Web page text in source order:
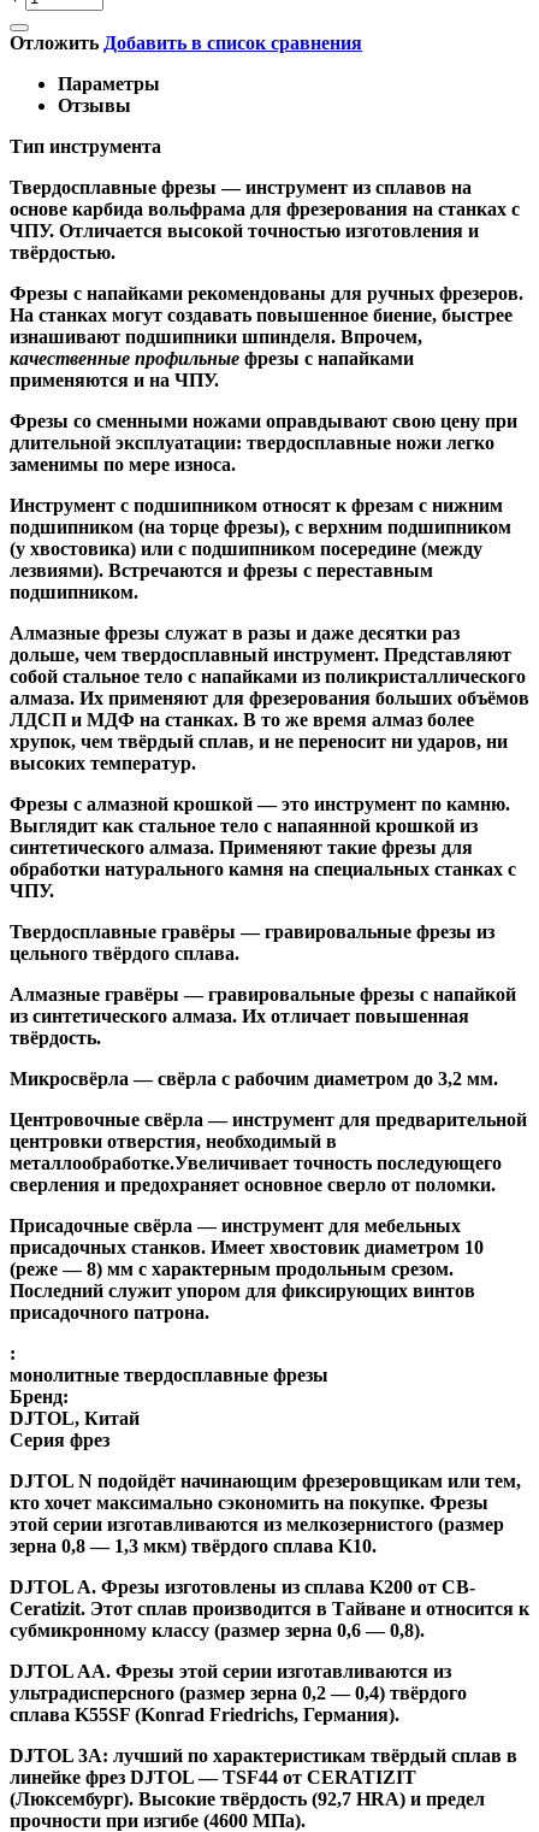
Отложить Добавить в список сравнения
Параметры
Отзывы
Тип инструмента
Твердосплавные фрезы — инструмент из сплавов на
основе карбида вольфрама для фрезерования на станках с
ЧПУ. Отличается высокой точностью изготовления и
твёрдостью.
Фрезы с напайками рекомендованы для ручных фрезеров.
На станках могут создавать повышенное биение, быстрее
изнашивают подшипники шпинделя. Впрочем,
качественные профильные фрезы с напайками
применяются и на ЧПУ.
Фрезы со сменными ножами оправдывают свою цену при
длительной эксплуатации: твердосплавные ножи легко
заменимы по мере износа.
Инструмент с подшипником относят к фрезам с нижним
подшипником (на торце фрезы), с верхним подшипником
(у хвостовика) или с подшипником посередине (между
лезвиями). Встречаются и фрезы с переставным
подшипником.
Алмазные фрезы служат в разы и даже десятки раз
дольше, чем твердосплавный инструмент. Представляют
собой стальное тело с напайками из поликристаллического
алмаза. Их применяют для фрезерования больших объёмов
ЛДСП и МДФ на станках. В то же время алмаз более
хрупок, чем твёрдый сплав, и не переносит ни ударов, ни
высоких температур.
Фрезы с алмазной крошкой— это инструмент по камню.
Выглядит как стальное тело с напаянной крошкой из
синтетического алмаза. Применяют такие фрезы для
обработки натурального камня на специальных станках с
ЧПУ.
Твердосплавные гравёры — гравировальные фрезы из
цельного твёрдого сплава.
Алмазные гравёры — гравировальные фрезы с напайкой
из синтетического алмаза. Их отличает повышенная
твёрдость.
Микросвёрла — свёрла с рабочим диаметром до 3,2 мм.
Центровочные свёрла — инструмент для предварительной
центровки отверстия, необходимый в
металлообработке.Увеличивает точность последующего
сверления и предохраняет основное сверло от поломки.
Присадочные свёрла — инструмент для мебельных
присадочных станков. Имеет хвостовик диаметром 10
(реже — 8) мм с характерным продольным срезом.
Последний служит упором для фиксирующих винтов
присадочного патрона.
:
монолитные твердосплавные фрезы
Бренд:
DJTOL, Китай
Серия фрез
DJTOL N подойдёт начинающим фрезеровщикам или тем,
кто хочет максимально сэкономить на покупке. Фрезы
этой серии изготавливаются из мелкозернистого (размер
зерна 0,8 — 1,3 мкм) твёрдого сплава K10.
DJTOL A. Фрезы изготовлены из сплава K200 от CB-
Ceratizit. Этот сплав производится в Тайване и относится к
субмикронному классу (размер зерна 0,6 — 0,8).
DJTOL AA. Фрезы этой серии изготавливаются из
ультрадисперсного (размер зерна 0,2 — 0,4) твёрдого
сплава K55SF (Konrad Friedrichs, Германия).
DJTOL 3A: лучший по характеристикам твёрдый сплав в
линейке фрез DJTOL — TSF44 от CERATIZIT
(Люксембург). Высокие твёрдость (92,7 HRA) и предел
прочности при изгибе (4600 МПа).